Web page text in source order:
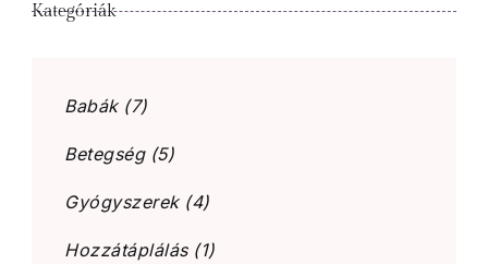
Kategóriák
Babák(7)
Betegség(5)
Gyógyszerek(4)
Hozzátáplálás(1)